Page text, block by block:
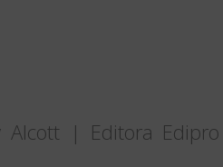
Alcott | Editora